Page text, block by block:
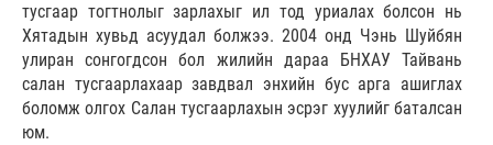
тусгаар тогтнолыг зарлахыг ил тод уриалах болсон нь
Хятадын хувьд асуудал болжээ. 2004 онд Чэнь Шуйбян
улиран сонгогдсон бол жилийн дараа БНХАУ Тайвань
салан тусгаарлахаар завдвал энхийн бус арга ашиглах
боломж олгох Салан тусгаарлахын эсрэг хуулийг баталсан
юм.